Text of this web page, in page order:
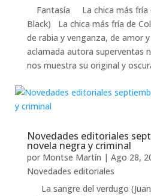
Fantasía La chica más fría
Black) La chica más fría de
de rabia y venganza, de amor
aclamada autora superventas
nos muestra su original y
Novedades editoriales
novela negra y criminal
por Montse Martín | Ago 28,
Novedades editoriales
La sangre del verdugo